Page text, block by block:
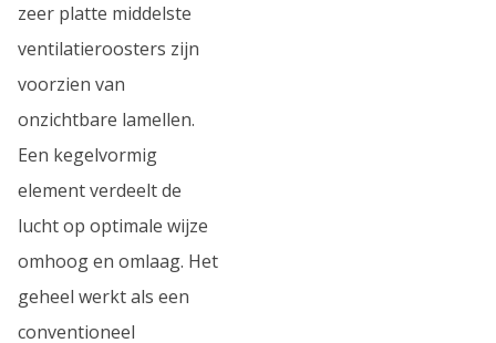
zeer platte middelste
ventilatieroosters zijn
voorzien van
onzichtbare lamellen.
Een kegelvormig
element verdeelt de
lucht op optimale wijze
omhoog en omlaag. Het
geheel werkt als een
conventioneel